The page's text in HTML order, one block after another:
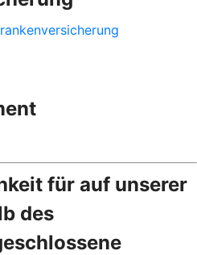
für auf unserer
des